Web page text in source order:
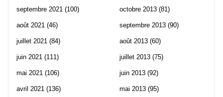
septembre 2021 (100)
août 2021 (46)
juillet 2021 (84)
juin 2021 (111)
mai 2021 (106)
avril 2021 (136)
octobre 2013 (81)
septembre 2013 (90)
août 2013 (60)
juillet 2013 (75)
juin 2013 (92)
mai 2013 (95)